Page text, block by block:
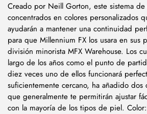
Creado por Neill Gorton, este sistema
concentrados en colores personalizados
ayudarán a mantener una continuidad
para que Millennium FX los usara en
división minorista MFX Warehouse. Los
largo de los años como el punto de
diez veces uno de ellos funcionará
suficientemente cercano, ha añadido
que generalmente te permitirán ajustar
con la mayoría de los tipos de piel.